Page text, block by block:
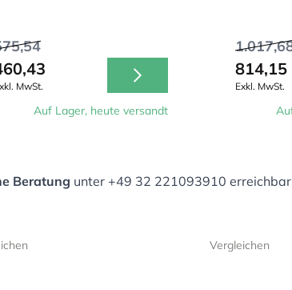
MwSt.
Auf Lager, heute versandt
814,15
Exkl. MwSt.
Beratung unter +49 32 221093910 erreichbar
Vergleichen